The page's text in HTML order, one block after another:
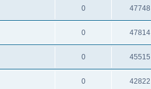
0 47748
0 47814
0 45515
0 42822